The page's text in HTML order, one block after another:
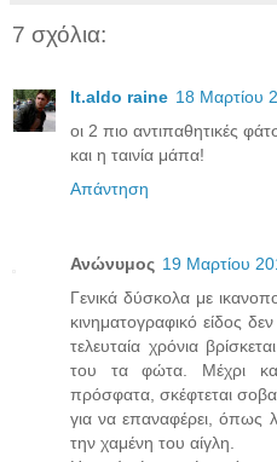
7 σχόλια:
lt.aldo raine 18 Μαρτίου
οι 2 πιο αντιπαθητικές
και η ταινία μάπα!
Απάντηση
Ανώνυμος 19 Μαρτίου
Γενικά δύσκολα με
κινηματογραφικό είδος
τελευταία χρόνια
του τα φώτα. Μέχρι
πρόσφατα, σκέφτεται
για να επαναφέρει, όπως
την χαμένη του αίγλη.